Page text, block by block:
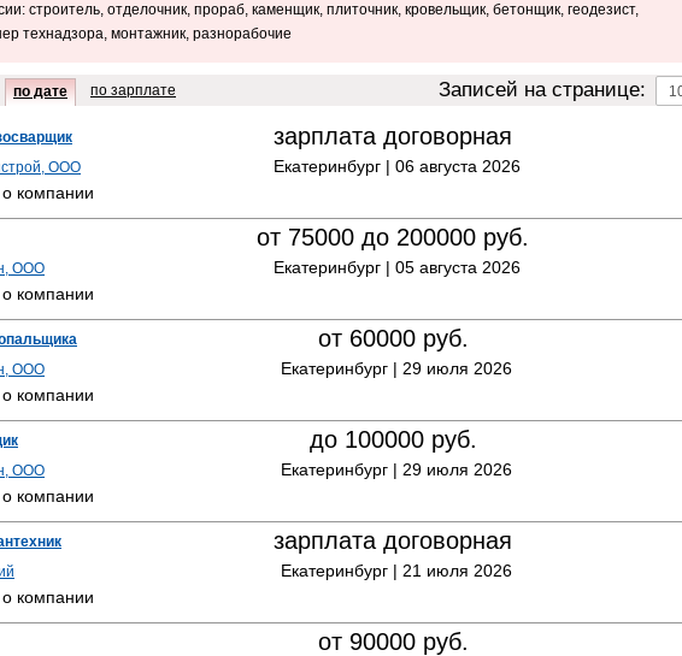
строитель, отделочник, прораб, каменщик, плиточник, кровельщик, бетонщик, геодезист,
технадзора, монтажник, разнорабочие
Записей на странице:
по дате по зарплате
ООО
компании
зарплата договорная
Екатеринбург | 06 августа 2026
ООО
компании
от 75000 до 200000 руб.
Екатеринбург | 05 августа 2026
ООО
компании
от 60000 руб.
Екатеринбург | 29 июля 2026
ООО
компании
до 100000 руб.
Екатеринбург | 29 июля 2026
компании
зарплата договорная
Екатеринбург | 21 июля 2026
от 90000 руб.